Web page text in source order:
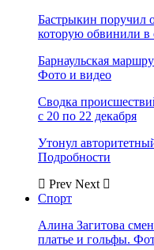
Бастрыкин поручил
которую обвинили
Барнаульская
Фото и видео
Сводка
с 20 по 22 декабря
Утонул
Подробности
Prev Next
Спорт
Алина Загитова
платье и гольфы.